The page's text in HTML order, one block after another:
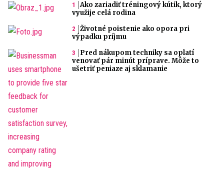
Ako zariadiť tréningový kútik, ktorý
využije celá rodina
Životné poistenie ako opora pri
výpadku príjmu
Pred nákupom techniky sa oplatí
venovať pár minút príprave. Môže to
ušetriť peniaze aj sklamanie